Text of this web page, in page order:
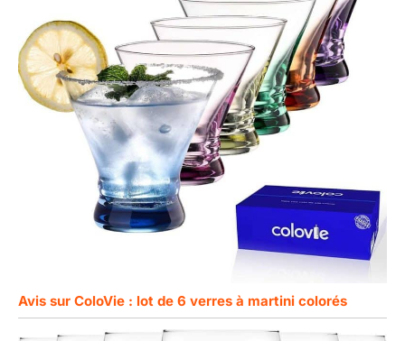
Avis sur ColoVie : lot de 6 verres à martini colorés